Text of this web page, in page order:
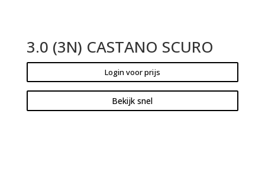
3.0 (3N) CASTANO SCURO
Login voor prijs
Bekijk snel